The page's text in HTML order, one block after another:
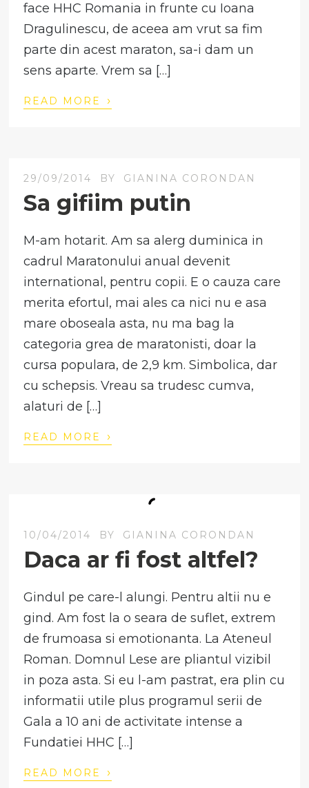
face HHC Romania in frunte cu Ioana
Dragulinescu, de aceea am vrut sa fim
parte din acest maraton, sa-i dam un
sens aparte. Vrem sa […]
READ MORE ›
29/09/2014 BY GIANINA CORONDAN
Sa gifiim putin
M-am hotarit. Am sa alerg duminica in
cadrul Maratonului anual devenit
international, pentru copii. E o cauza care
merita efortul, mai ales ca nici nu e asa
mare oboseala asta, nu ma bag la
categoria grea de maratonisti, doar la
cursa populara, de 2,9 km. Simbolica, dar
cu schepsis. Vreau sa trudesc cumva,
alaturi de […]
READ MORE ›
10/04/2014 BY GIANINA CORONDAN
Daca ar fi fost altfel?
Gindul pe care-l alungi. Pentru altii nu e
gind. Am fost la o seara de suflet, extrem
de frumoasa si emotionanta. La Ateneul
Roman. Domnul Lese are pliantul vizibil
in poza asta. Si eu l-am pastrat, era plin cu
informatii utile plus programul serii de
Gala a 10 ani de activitate intense a
Fundatiei HHC […]
READ MORE ›